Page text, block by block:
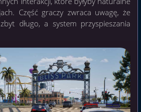
Część graczy zwraca uwagę, że
długo, a system przyspieszania